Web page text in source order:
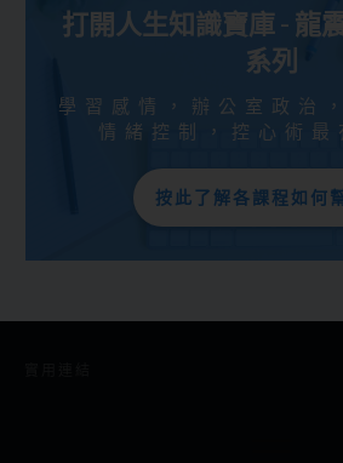
打開人生知識寶庫 - 龍
系列
學習感情，辦公室政治
情緒控制，控心術最
按此了解各課程如何